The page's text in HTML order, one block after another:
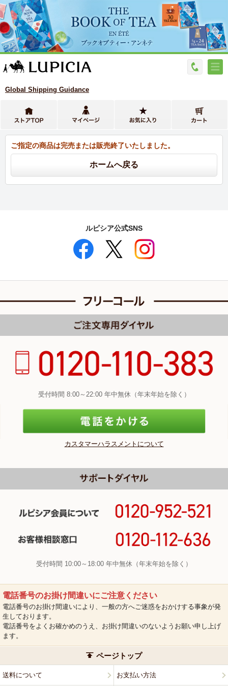
Global Shipping Guidance
ご指定の商品は完売または販売終了いたしました。
ルピシア公式SNS
受付時間 8:00～22:00 年中無休（年末年始を除く）
カスタマーハラスメントについて
受付時間 10:00～18:00 年中無休（年末年始を除く）
電話番号のお掛け間違いにご注意ください
電話番号のお掛け間違いにより、一般の方へご迷惑をおかけする事象が発
生しております。
電話番号をよくお確かめのうえ、お掛け間違いのないようお願い申し上げ
ます。
ページトップ
送料について お支払い方法